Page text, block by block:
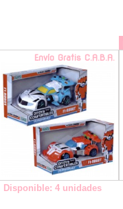
Envío Gratis C.A.B.A.
Disponible: 4 unidades